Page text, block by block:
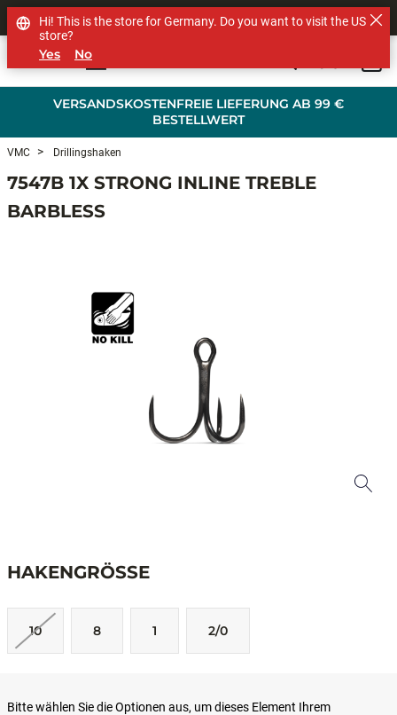
VERSANDSKOSTENFREIE LIEFERUNG AB 99 €
BESTELLWERT
SHOP OTHER BRANDS
VMC Drillingshaken
7547B 1X STRONG INLINE TREBLE
BARBLESS
HAKENGRÖSSE
10 8 1 2/0
Bitte wählen Sie die Optionen aus, um dieses Element Ihrem
Hi! This is the store for Germany. Do you want to visit the US
store?
Yes No